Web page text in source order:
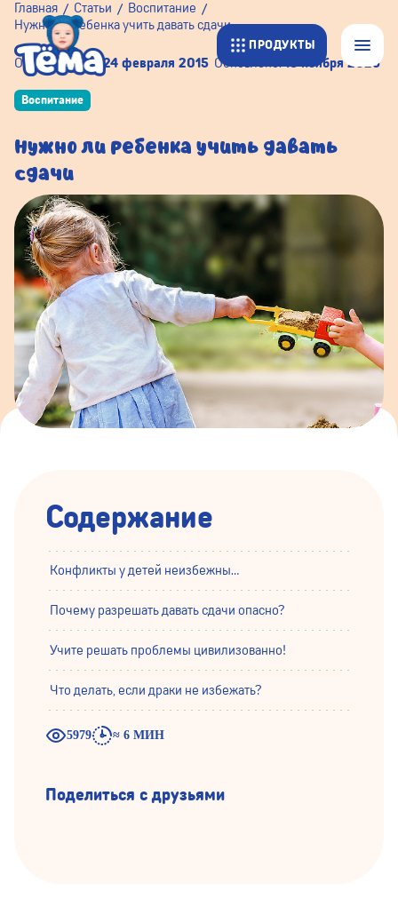
ПРОДУКТЫ
Главная Статьи
Воспитание
Нужно ли ребенка учить давать сдачи
Воспитание
Нужно ли ребенка учить давать
сдачи
Опубликовано:24 февраля 2015 Обновлено:18 ноября 2025
Содержание
Конфликты у детей неизбежны…
Почему разрешать давать сдачи опасно?
Учите решать проблемы цивилизованно!
Что делать, если драки не избежать?
5979 ≈ 6 МИН
Поделиться с друзьями